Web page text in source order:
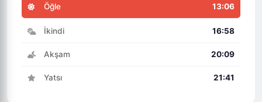
Öğle 13:06
İkindi 16:58
Akşam 20:09
Yatsı 21:41